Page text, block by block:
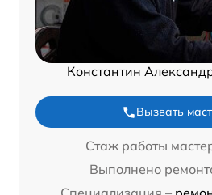
Константин
Вызвать
Стаж работы
Выполнено